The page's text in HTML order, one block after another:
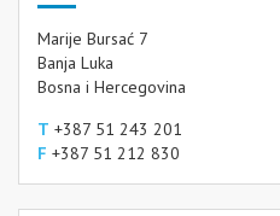
Marije Bursać 7
Banja Luka
Bosna i Hercegovina
T +387 51 243 201
F +387 51 212 830